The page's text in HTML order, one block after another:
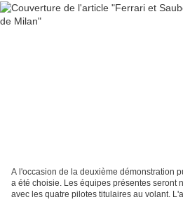
A l'occasion de la deuxième démonstration
a été choisie. Les équipes présentes seront
avec les quatre pilotes titulaires au volant.